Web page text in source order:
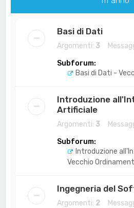
Basi di Dati
Argomenti: 3
Subforum:
Basi di Dati -
Introduzione
Artificiale
Argomenti: 3
Subforum:
Introduzione
Vecchio
Ingegneria del
Argomenti: 2